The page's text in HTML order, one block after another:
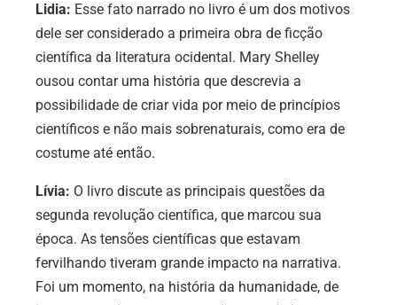
Lidia: Esse fato narrado no livro é um dos motivos
dele ser considerado a primeira obra de ficção
científica da literatura ocidental. Mary Shelley
ousou contar uma história que descrevia a
possibilidade de criar vida por meio de princípios
científicos e não mais sobrenaturais, como era de
costume até então.
Lívia: O livro discute as principais questões da
segunda revolução científica, que marcou sua
época. As tensões científicas que estavam
fervilhando tiveram grande impacto na narrativa.
Foi um momento, na história da humanidade, de